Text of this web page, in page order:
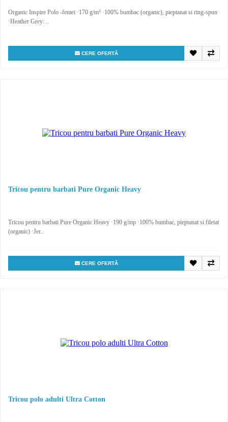
Organic Inspire Polo -femei ·170 g/m² ·100% bumbac (organic), pieptanat si ring-spun
·Heather Grey: ..
CERE OFERTĂ
Tricou pentru barbati Pure Organic Heavy
Tricou pentru barbati Pure Organic Heavy ·190 g/mp ·100% bumbac, pieptanat si filetat
(organic) ·Jer..
CERE OFERTĂ
Tricou polo adulti Ultra Cotton